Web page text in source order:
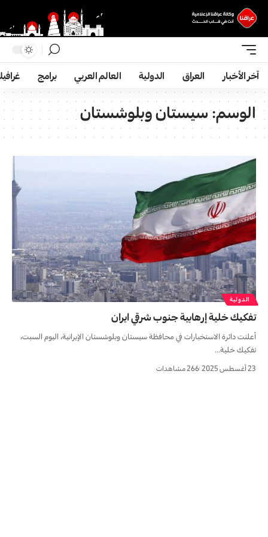
آخر الأخبار العراق الدولية العالم العربي برامج
الوسم:سيستان وبلوشستان
الدولية
تفكيك خلية إرهابية جنوب شرقي ایران
أعلنت دائرة الاستخبارات في محافظة سيستان وبلوشستان الإيرانية، اليوم السبت،
تفكيك خلية…
23 أغسطس 2025 266 مشاهدات